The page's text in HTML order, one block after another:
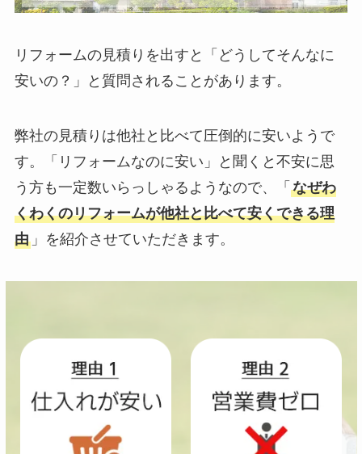
リフォームの見積りを出すと「どうしてそんなに
安いの？」と質問されることがあります。
弊社の見積りは他社と比べて圧倒的に安いようで
す。「リフォームなのに安い」と聞くと不安に思
う方も一定数いらっしゃるようなので、「 なぜわ
くわくのリフォームが他社と比べて安くできる理
由」を紹介させていただきます。